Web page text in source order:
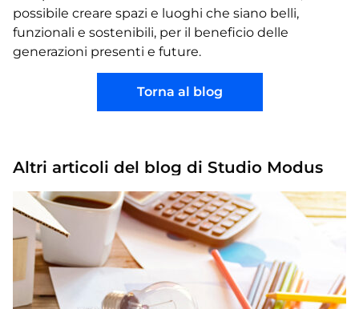
possibile creare spazi e luoghi che siano belli,
funzionali e sostenibili, per il beneficio delle
generazioni presenti e future.
Torna al blog
Altri articoli del blog di Studio Modus